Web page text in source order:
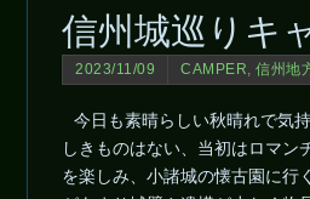
信州城巡りキ
2023/11/09 CAMPER, 信州地
今日も素晴らしい秋晴れで気
しきものはない、当初はロマ
を楽しみ、小諸城の懐古園に行